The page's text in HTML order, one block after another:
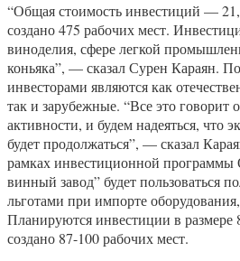
“Общая стоимость инвестиций —
создано 475 рабочих мест.
виноделия, сфере легкой
коньяка”, — сказал Сурен Караян.
инвесторами являются как
так и зарубежные. “Все это говорит
активности, и будем надеяться, что
будет продолжаться”, — сказал
рамках инвестиционной
винный завод” будет пользоваться
льготами при импорте
Планируются инвестиции в размере
создано 87-100 рабочих мест.